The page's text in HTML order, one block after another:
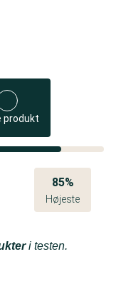
produkt
85%
Højeste
i testen.